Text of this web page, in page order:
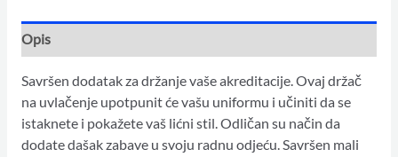
Opis
Savršen dodatak za držanje vaše akreditacije. Ovaj držač
na uvlačenje upotpunit će vašu uniformu i učiniti da se
istaknete i pokažete vaš lićni stil. Odličan su način da
dodate dašak zabave u svoju radnu odjeću. Savršen mali